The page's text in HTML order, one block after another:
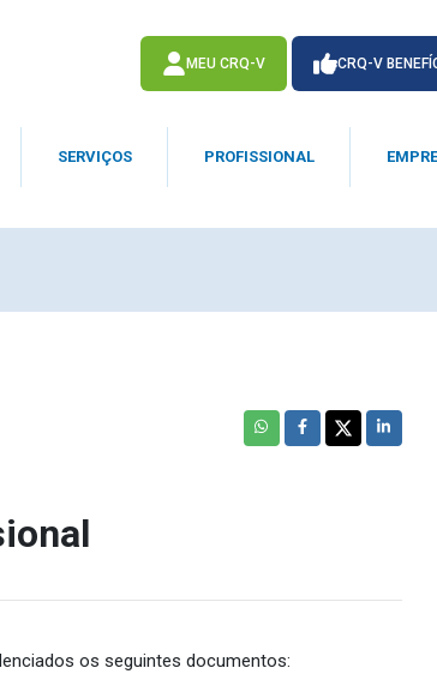
MEU CRQ-V CRQ-V
SERVIÇOS PROFISSIONAL
os seguintes documentos: